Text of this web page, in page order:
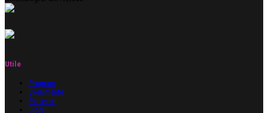
Utile
Program
Evenimente
Parteneri
Blog